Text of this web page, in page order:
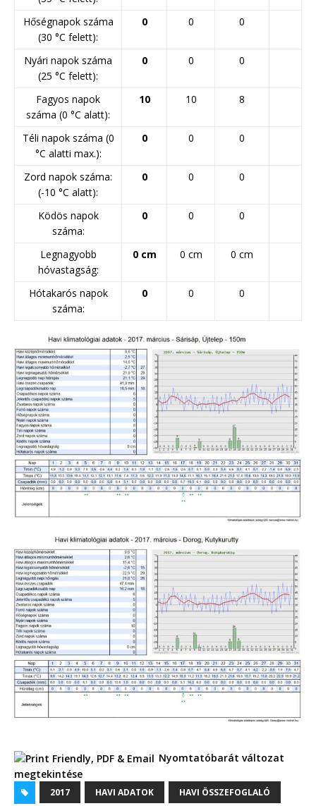
Hőségnapok száma
(30 °C felett):
0 0 0
Nyári napok száma
(25 °C felett):
0 0 0
Fagyos napok
száma (0 °C alatt):
10 10 8
Téli napok száma (0
°C alatti max.):
0 0 0
Zord napok száma:
(-10 °C alatt):
0 0 0
Ködös napok
száma:
0 0 0
Legnagyobb
hóvastagság:
0 cm 0 cm 0 cm
Hótakarós napok
száma:
0 0 0
Nyomtatóbarát változat
megtekintése
2017 HAVI ADATOK HAVI ÖSSZEFOGLALÓ